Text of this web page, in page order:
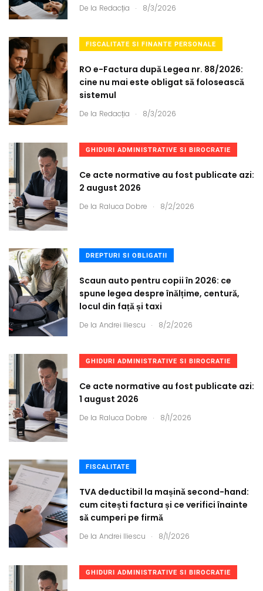
De la Redacția . 8/3/2026
FISCALITATE SI FINANTE PERSONALE
RO e-Factura după Legea nr. 88/2026:
cine nu mai este obligat să folosească
sistemul
De la Redacția . 8/3/2026
GHIDURI ADMINISTRATIVE SI BIROCRATIE
Ce acte normative au fost publicate azi:
2 august 2026
De la Raluca Dobre . 8/2/2026
DREPTURI SI OBLIGATII
Scaun auto pentru copii în 2026: ce
spune legea despre înălțime, centură,
locul din față și taxi
De la Andrei Iliescu . 8/2/2026
GHIDURI ADMINISTRATIVE SI BIROCRATIE
Ce acte normative au fost publicate azi:
1 august 2026
De la Raluca Dobre . 8/1/2026
FISCALITATE
TVA deductibil la mașină second-hand:
cum citești factura și ce verifici înainte
să cumperi pe firmă
De la Andrei Iliescu . 8/1/2026
GHIDURI ADMINISTRATIVE SI BIROCRATIE